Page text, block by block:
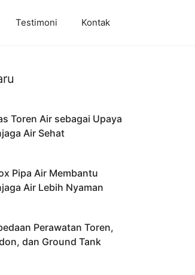
Testimoni Kontak
Toren Air sebagai Upaya
Air Sehat
Pipa Air Membantu
Air Lebih Nyaman
Perawatan Toren,
dan Ground Tank